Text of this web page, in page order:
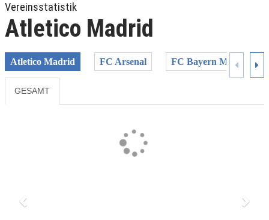
Vereinsstatistik
Atletico Madrid
Atletico Madrid FC Arsenal FC Bayern München
GESAMT